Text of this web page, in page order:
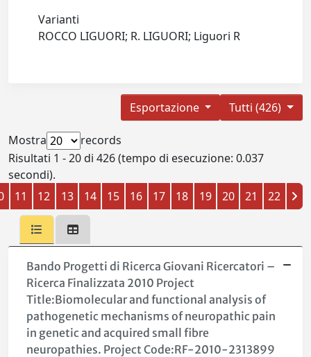
Varianti
ROCCO LIGUORI; R. LIGUORI; Liguori R
Tutti (426)
Esportazione
Mostra
records
Risultati 1 - 20 di 426 (tempo di esecuzione: 0.037
secondi).
11 12 13 14 15 16 17 18 19 20 21 22
Bando Progetti di Ricerca Giovani Ricercatori –
Ricerca Finalizzata 2010 Project
Title:Biomolecular and functional analysis of
pathogenetic mechanisms of neuropathic pain
in genetic and acquired small fibre
neuropathies. Project Code:RF-2010-2313899